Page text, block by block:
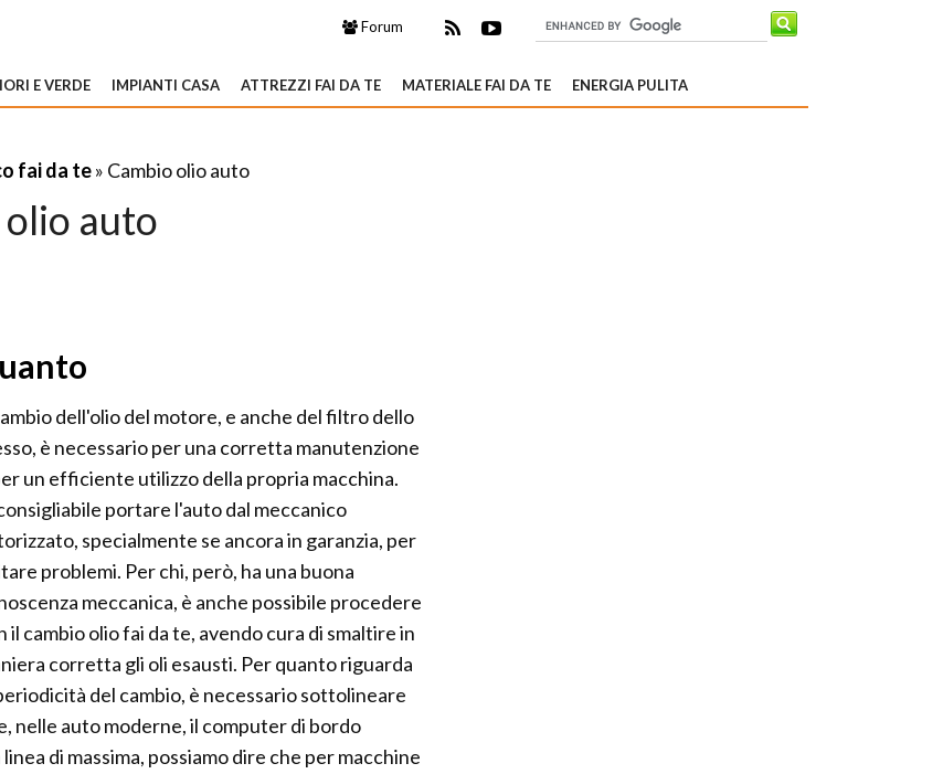
Forum
E VERDE IMPIANTI CASA ATTREZZI FAI DA TE MATERIALE FAI DA TE ENERGIA PULITA
fai da te» Cambio olio auto
auto
dell'olio del motore, e anche del filtro dello
è necessario per una corretta manutenzione
un efficiente utilizzo della propria macchina.
portare l'auto dal meccanico
specialmente se ancora in garanzia, per
problemi. Per chi, però, ha una buona
meccanica, è anche possibile procedere
il cambio olio fai da te, avendo cura di smaltire in
corretta gli oli esausti. Per quanto riguarda
del cambio, è necessario sottolineare
nelle auto moderne, il computer di bordo
di massima, possiamo dire che per macchine